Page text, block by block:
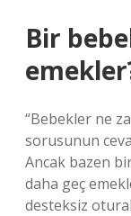
Bir
“Bebekler ne
sorusunun
Ancak bazen
daha geç
desteksiz